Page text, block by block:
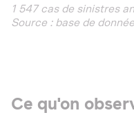
1 547 cas de sinistres
Source : base de
Ce qu'on